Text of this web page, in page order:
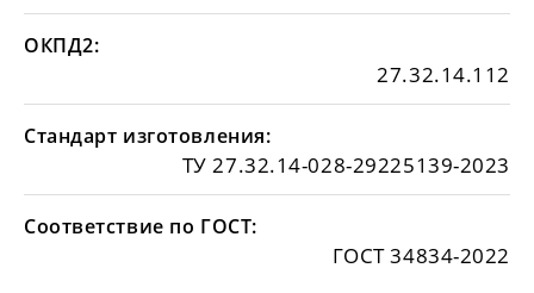
ОКПД2:
27.32.14.112
Стандарт изготовления:
ТУ 27.32.14-028-29225139-2023
Соответствие по ГОСТ:
ГОСТ 34834-2022